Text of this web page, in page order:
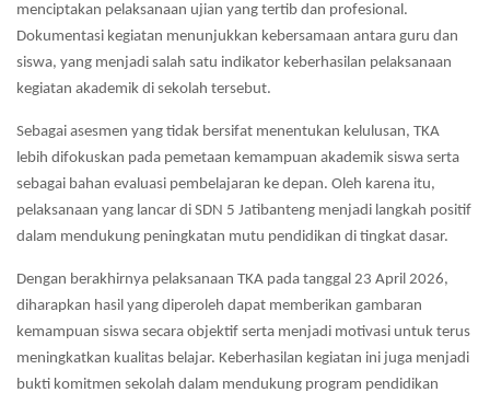
menciptakan pelaksanaan ujian yang tertib dan profesional.
Dokumentasi kegiatan menunjukkan kebersamaan antara guru dan
siswa, yang menjadi salah satu indikator keberhasilan pelaksanaan
kegiatan akademik di sekolah tersebut.
Sebagai asesmen yang tidak bersifat menentukan kelulusan, TKA
lebih difokuskan pada pemetaan kemampuan akademik siswa serta
sebagai bahan evaluasi pembelajaran ke depan. Oleh karena itu,
pelaksanaan yang lancar di SDN 5 Jatibanteng menjadi langkah positif
dalam mendukung peningkatan mutu pendidikan di tingkat dasar.
Dengan berakhirnya pelaksanaan TKA pada tanggal 23 April 2026,
diharapkan hasil yang diperoleh dapat memberikan gambaran
kemampuan siswa secara objektif serta menjadi motivasi untuk terus
meningkatkan kualitas belajar. Keberhasilan kegiatan ini juga menjadi
bukti komitmen sekolah dalam mendukung program pendidikan